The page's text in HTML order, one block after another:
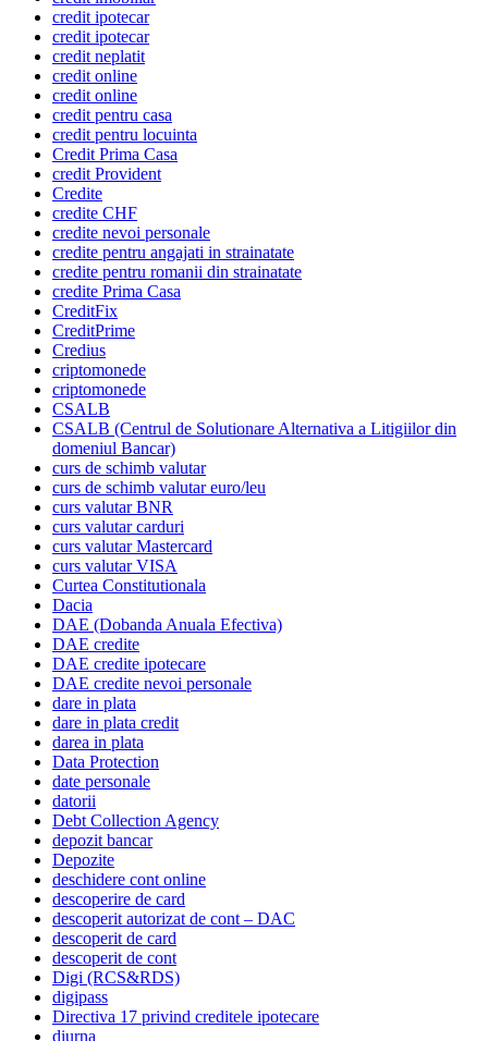
credit ipotecar
credit ipotecar
credit neplatit
credit online
credit online
credit pentru casa
credit pentru locuinta
Credit Prima Casa
credit Provident
Credite
credite CHF
credite nevoi personale
credite pentru angajati in strainatate
credite pentru romanii din strainatate
credite Prima Casa
CreditFix
CreditPrime
Credius
criptomonede
criptomonede
CSALB
CSALB (Centrul de Solutionare Alternativa a Litigiilor din
domeniul Bancar)
curs de schimb valutar
curs de schimb valutar euro/leu
curs valutar BNR
curs valutar carduri
curs valutar Mastercard
curs valutar VISA
Curtea Constitutionala
Dacia
DAE (Dobanda Anuala Efectiva)
DAE credite
DAE credite ipotecare
DAE credite nevoi personale
dare in plata
dare in plata credit
darea in plata
Data Protection
date personale
datorii
Debt Collection Agency
depozit bancar
Depozite
deschidere cont online
descoperire de card
descoperit autorizat de cont – DAC
descoperit de card
descoperit de cont
Digi (RCS&RDS)
digipass
Directiva 17 privind creditele ipotecare
diurna